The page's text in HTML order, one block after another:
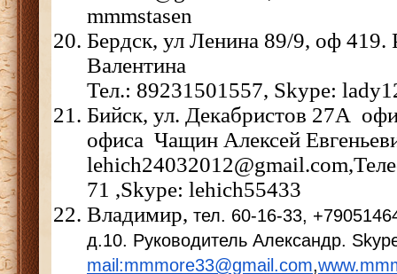
mmmstasen
Бердск, ул Ленина 89/9, оф 419.
Валентина
Тел.: 89231501557, Skype:
Бийск, ул. Декабристов 27А
офиса Чащин Алексей
71 ,Skype: lehich55433
Владимир, тел. 60-16-33,
д.10. Руководитель Александр.
mail:mmmore33@gmail.com,